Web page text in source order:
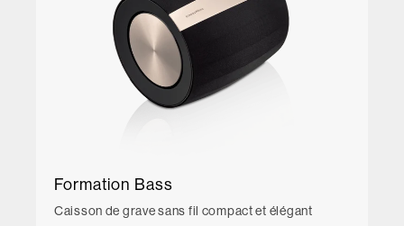
Formation Bass
Caisson de grave sans fil compact et élégant